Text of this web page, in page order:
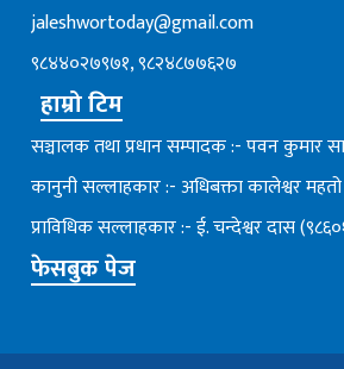
jaleshwortoday@gmail.com
९८४४०२७९७१, ९८२४८७७६२७
हाम्रो टिम
सञ्चालक तथा प्रधान सम्पादक :- पवन कुमार
कानुनी सल्लाहकार :- अधिबक्ता कालेश्वर महतो
प्राविधिक सल्लाहकार :- ई. चन्देश्वर दास
फेसबुक पेज